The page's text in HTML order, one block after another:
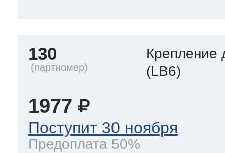
130
Крепление
(LB6)
1977
Поступит 30 ноября
Предоплата 50%